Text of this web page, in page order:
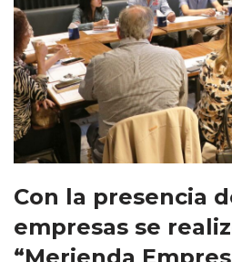
Con la presencia
empresas se